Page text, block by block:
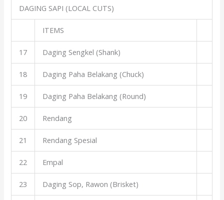
DAGING SAPI (LOCAL CUTS)
ITEMS
17 Daging Sengkel (Shank)
18 Daging Paha Belakang (Chuck)
19 Daging Paha Belakang (Round)
20 Rendang
21 Rendang Spesial
22 Empal
23 Daging Sop, Rawon (Brisket)